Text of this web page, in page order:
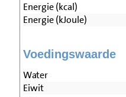
Energie (kcal)
Energie (kJoule)
Voedingswaarde
Water
Eiwit